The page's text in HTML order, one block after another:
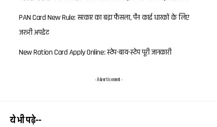
PAN Card New Rule: सरकार का बड़ा फैसला, पैन कार्ड धारकों के लिए
जरूरी अपडेट
New Ration Card Apply Online: स्टेप-बाय-स्टेप पूरी जानकारी
- Advertisement -
ये भी पढ़े--